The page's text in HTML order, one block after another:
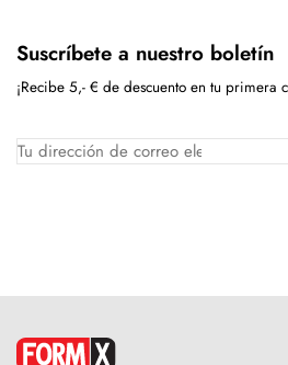
Suscríbete a nuestro boletín
¡Recibe 5,- € de descuento en tu primera